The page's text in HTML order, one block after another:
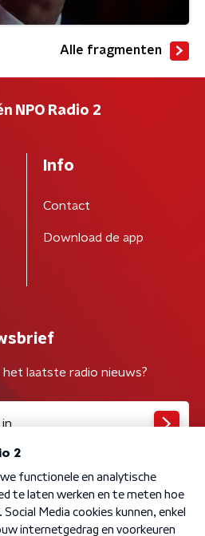
Alle fragmenten
NPO Radio 2
Info
Contact
Download de app
laatste radio nieuws?